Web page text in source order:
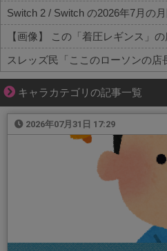
Powered by livedoor 相互RSS
キャラカテゴリの記事一覧
2026年07月31日 17:29